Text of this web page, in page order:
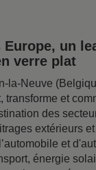
Europe, un
verre plat
la-Neuve
transforme et
des
extérieurs
et
énergie